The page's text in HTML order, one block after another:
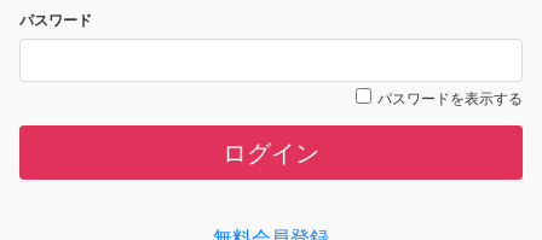
パスワード
パスワードを表示する
ログイン